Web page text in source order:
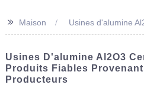
>> Maison Usines d'alumine
Usines D'alumine Al2O3
Produits Fiables
Producteurs